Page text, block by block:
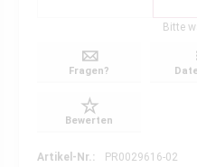
Bitte
Fragen?
Bewerten
Artikel-Nr.:
PR0029616-02